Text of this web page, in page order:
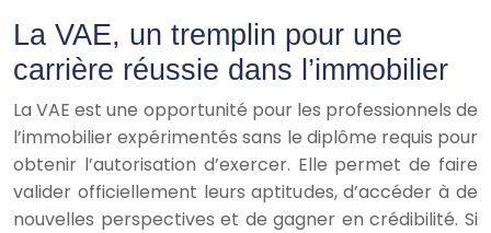
La VAE, un tremplin pour une
carrière réussie dans l’immobilier
La VAE est une opportunité pour les professionnels de
l’immobilier expérimentés sans le diplôme requis pour
obtenir l’autorisation d’exercer. Elle permet de faire
valider officiellement leurs aptitudes, d’accéder à de
nouvelles perspectives et de gagner en crédibilité. Si